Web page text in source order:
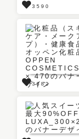
3590
3382